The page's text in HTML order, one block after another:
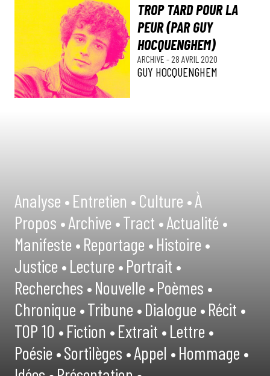
TROP TARD POUR LA
PEUR (PAR GUY
HOCQUENGHEM)
ARCHIVE - 28 AVRIL 2020
GUY HOCQUENGHEM
Analyse •Entretien •Culture •À
Propos •Archive •Tract •Actualité •
Manifeste •Reportage •Histoire •
Justice •Lecture •Portrait •
Recherches •Nouvelle •Poèmes •
Chronique •Tribune •Dialogue •Récit •
TOP 10 •Fiction •Extrait •Lettre •
Poésie •Sortilèges •Appel •Hommage •